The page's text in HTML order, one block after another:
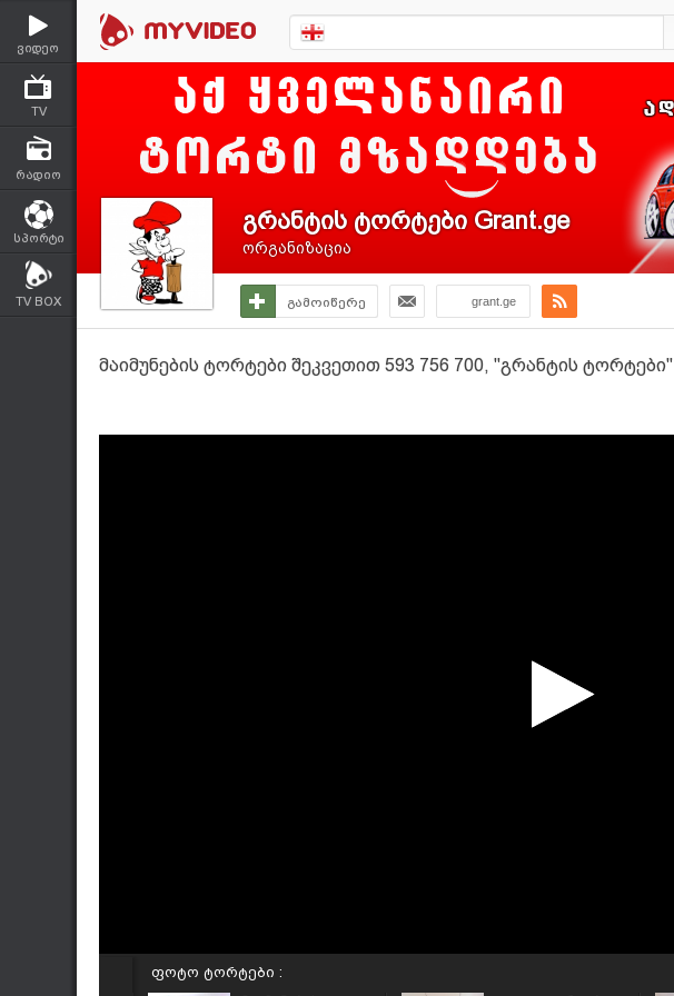
ვიდეო
TV
რადიო
სპორტი
TV BOX
გრანტის ტორტები Grant.ge
ორგანიზაცია
გამოიწერე grant.ge
მაიმუნების ტორტები შეკვეთით 593 756 700, "გრანტის ტორტები"
ფოტო ტორტები :